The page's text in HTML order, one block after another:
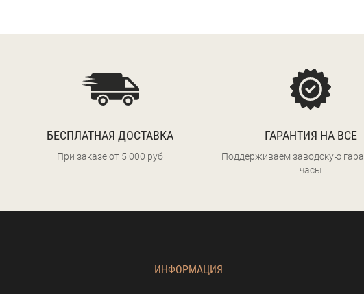
БЕСПЛАТНАЯ ДОСТАВКА
При заказе от 5 000 руб
ГАРАНТИЯ НА ВСЕ
Поддерживаем заводскую
часы
ИНФОРМАЦИЯ